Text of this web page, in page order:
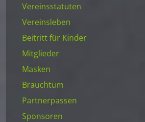
Vereinsstatuten
Vereinsleben
Beitritt für Kinder
Mitglieder
Masken
Brauchtum
Partnerpassen
Sponsoren